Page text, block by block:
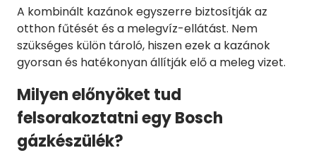
A kombinált kazánok egyszerre biztosítják az
otthon fűtését és a melegvíz-ellátást. Nem
szükséges külön tároló, hiszen ezek a kazánok
gyorsan és hatékonyan állítják elő a meleg vizet.
Milyen előnyöket tud
felsorakoztatni egy Bosch
gázkészülék?